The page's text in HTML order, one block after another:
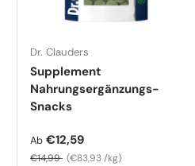
Dr. Clauders
Supplement
Nahrungsergänzungs-
Snacks
Verkaufspreis
Ab €12,59
Normaler Preis
€14,99 Grundpreis
€83,93 /kg